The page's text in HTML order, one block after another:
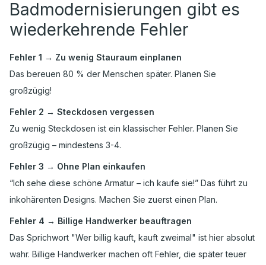
Badmodernisierungen gibt es
wiederkehrende Fehler
Fehler 1 → Zu wenig Stauraum einplanen
Das bereuen 80 % der Menschen später. Planen Sie
großzügig!
Fehler 2 → Steckdosen vergessen
Zu wenig Steckdosen ist ein klassischer Fehler. Planen Sie
großzügig – mindestens 3-4.
Fehler 3 → Ohne Plan einkaufen
“Ich sehe diese schöne Armatur – ich kaufe sie!” Das führt zu
inkohärenten Designs. Machen Sie zuerst einen Plan.
Fehler 4 → Billige Handwerker beauftragen
Das Sprichwort "Wer billig kauft, kauft zweimal" ist hier absolut
wahr. Billige Handwerker machen oft Fehler, die später teuer